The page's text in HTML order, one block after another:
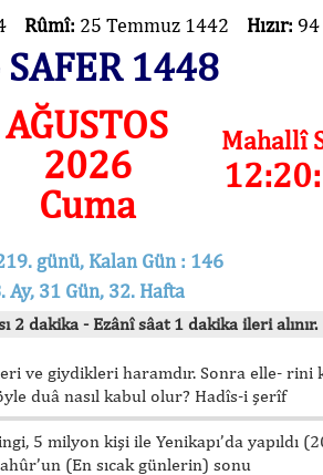
Rûmî: 25 Temmuz 1442 Hızır: 94
1448
AĞUSTOS
2026
Cuma
Mahallî
günü, Kalan Gün : 146
Ay, 31 Gün, 32. Hafta
2 dakika - Ezânî sâat 1 dakika ileri alınır.
ve giydikleri haramdır. Sonra elle- rini
duâ nasıl kabul olur? Hadîs-i şerîf
5 milyon kişi ile Yenikapı’da yapıldı
(En sıcak günlerin) sonu